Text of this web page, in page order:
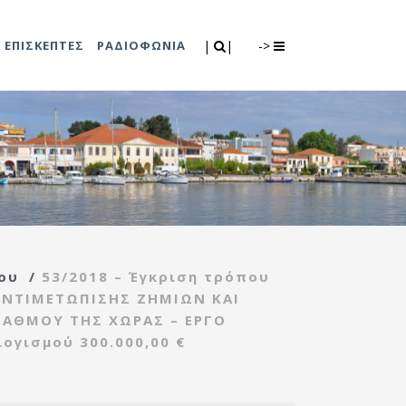
| | ->
Τμήμα Πρόνοιας
Κέντρο
γυναικών
προστασίας
ηλικιωμένων
εκδηλώσεις
ΕΠΙΣΚΕΠΤΕΣ ΡΑΔΙΟΦΩΝΙΑ
/ 53/2018 – Έγκριση τρόπου
ΖΗΜΙΩΝ ΚΑΙ
ΤΗΣ ΧΩΡΑΣ – ΕΡΓΟ
300.000,00 €